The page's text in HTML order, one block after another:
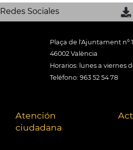
Redes Sociales
Plaça de l'Ajuntament nº 1
46002 València
Horarios: lunes a viernes
Teléfono: 963 52 54 78
Atención
ciudadana